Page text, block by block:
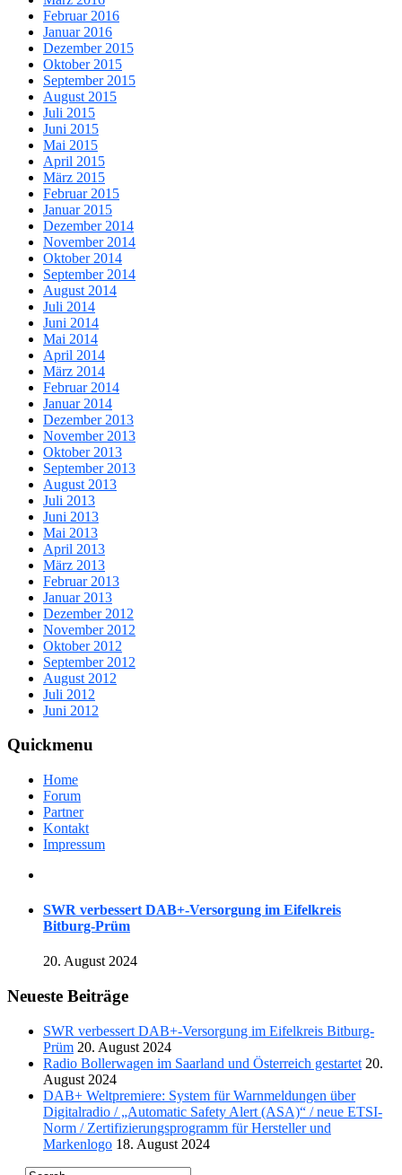
Februar 2016
Januar 2016
Dezember 2015
Oktober 2015
September 2015
August 2015
Juli 2015
Juni 2015
Mai 2015
April 2015
März 2015
Februar 2015
Januar 2015
Dezember 2014
November 2014
Oktober 2014
September 2014
August 2014
Juli 2014
Juni 2014
Mai 2014
April 2014
März 2014
Februar 2014
Januar 2014
Dezember 2013
November 2013
Oktober 2013
September 2013
August 2013
Juli 2013
Juni 2013
Mai 2013
April 2013
März 2013
Februar 2013
Januar 2013
Dezember 2012
November 2012
Oktober 2012
September 2012
August 2012
Juli 2012
Juni 2012
Quickmenu
Home
Forum
Partner
Kontakt
Impressum
SWR verbessert DAB+-Versorgung im Eifelkreis
Bitburg-Prüm
20. August 2024
Neueste Beiträge
SWR verbessert DAB+-Versorgung im Eifelkreis Bitburg-
Prüm 20. August 2024
Radio Bollerwagen im Saarland und Österreich gestartet 20.
August 2024
DAB+ Weltpremiere: System für Warnmeldungen über
Digitalradio / „Automatic Safety Alert (ASA)“ / neue ETSI-
Norm / Zertifizierungsprogramm für Hersteller und
Markenlogo 18. August 2024